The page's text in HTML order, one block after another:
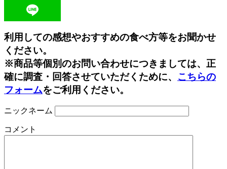
利用しての感想やおすすめの食べ方等をお聞かせ
ください。
※商品等個別のお問い合わせにつきましては、正
確に調査・回答させていただくために、 こちらの
フォームをご利用ください。
ニックネーム
コメント